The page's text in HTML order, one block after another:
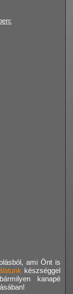
ami Önt is
készséggel
kanapé